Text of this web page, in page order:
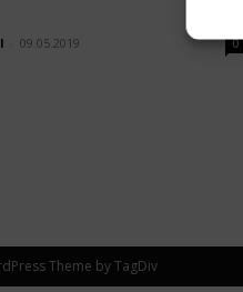
09.05.2019 0
Theme by TagDiv